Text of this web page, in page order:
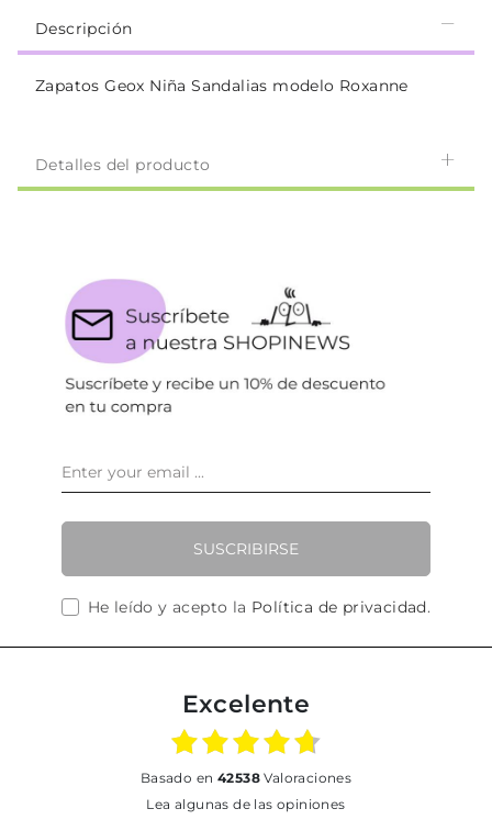
Descripción
Zapatos Geox Niña Sandalias modelo Roxanne
Detalles del producto
SUSCRIBIRSE
He leído y acepto la Política de privacidad.
Excelente
basado en 42538Valoraciones
Lea algunas de las opiniones